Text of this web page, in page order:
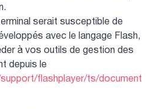
serait susceptible de
avec le langage Flash,
à vos outils de gestion des
depuis le
flashplayer/ts/document